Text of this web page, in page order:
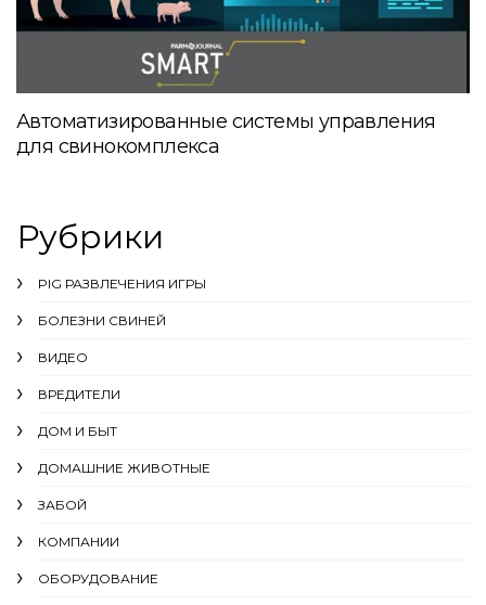
Автоматизированные системы управления
для свинокомплекса
Рубрики
PIG РАЗВЛЕЧЕНИЯ ИГРЫ
БОЛЕЗНИ СВИНЕЙ
ВИДЕО
ВРЕДИТЕЛИ
ДОМ И БЫТ
ДОМАШНИЕ ЖИВОТНЫЕ
ЗАБОЙ
КОМПАНИИ
ОБОРУДОВАНИЕ